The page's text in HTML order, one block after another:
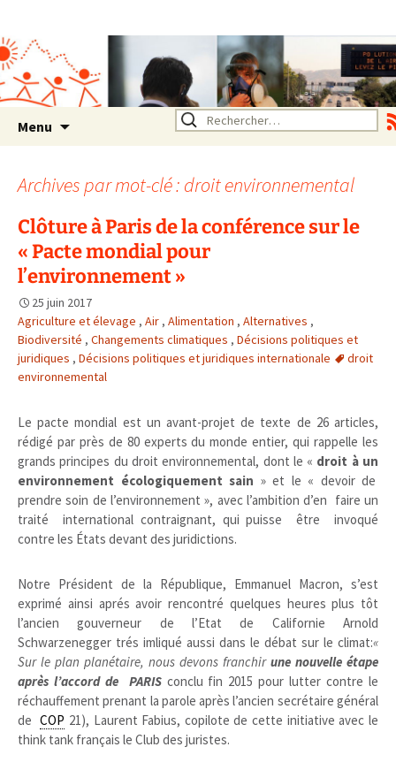
Rhône Alpes
Un environnement sain pour
la santé de tous
Menu Rechercher :
Archives par mot-clé : droit environnemental
Clôture à Paris de la conférence sur le
« Pacte mondial pour
l’environnement »
25 juin 2017
Agriculture et élevage , Air , Alimentation , Alternatives ,
Biodiversité , Changements climatiques , Décisions politiques et
juridiques , Décisions politiques et juridiques internationale
droit
environnemental
Le pacte mondial est un avant-projet de texte de 26 articles,
rédigé par près de 80 experts du monde entier, qui rappelle les
grands principes du droit environnemental, dont le « droit à un
environnement écologiquement sain » et le « devoir de
prendre soin de l’environnement », avec l’ambition d’en faire un
traité international contraignant, qui puisse être invoqué
contre les États devant des juridictions.
Notre Président de la République, Emmanuel Macron, s’est
exprimé ainsi aprés avoir rencontré quelques heures plus tôt
l’ancien gouverneur de l’Etat de Californie Arnold
Schwarzenegger trés imliqué aussi dans le débat sur le climat:«
Sur le plan planétaire, nous devons franchir une nouvelle étape
après l’accord de PARIS conclu fin 2015 pour lutter contre le
réchauffement prenant la parole après l’ancien secrétaire général
deCOP 21), Laurent Fabius, copilote de cette initiative avec le
think tank français le Club des juristes.